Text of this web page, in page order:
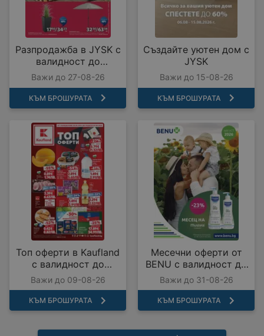
Разпродажба в JYSK с
валидност до
27.08.2026
Важи до 27-08-26
КЪМ БРОШУРАТА
Създайте уютен дом с
JYSK
Важи до 15-08-26
КЪМ БРОШУРАТА
Топ оферти в Kaufland
с валидност до
09.08.2026
Важи до 09-08-26
КЪМ БРОШУРАТА
Месечни оферти от
BENU с валидност до
31.08.2026
Важи до 31-08-26
КЪМ БРОШУРАТА